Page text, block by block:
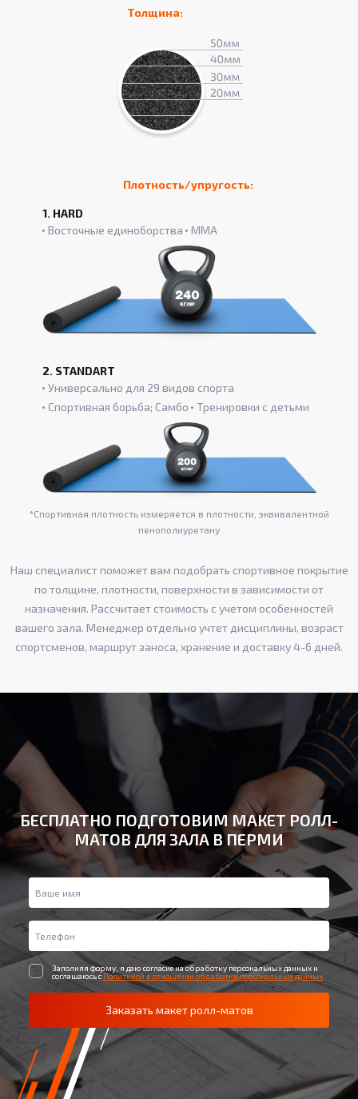
Толщина:
Плотность/упругость:
1. HARD
Восточные единоборства
ММА
2. STANDART
Универсально для 29 видов спорта
Спортивная борьба; Самбо
Тренировки с детьми
*Спортивная плотность измеряется в плотности, эквивалентной
пенополиуретану
Наш специалист поможет вам подобрать спортивное покрытие
по толщине, плотности, поверхности в зависимости от
назначения. Рассчитает стоимость с учетом особенностей
вашего зала. Менеджер отдельно учтет дисциплины, возраст
спортсменов, маршрут заноса, хранение и доставку 4-6 дней.
БЕСПЛАТНО ПОДГОТОВИМ МАКЕТ РОЛЛ-
МАТОВ ДЛЯ ЗАЛА В ПЕРМИ
Заполняя форму, я даю согласие на обработку персональных данных и
соглашаюсь с Политикой в отношении обработки персональных данных
Заказать макет ролл-матов